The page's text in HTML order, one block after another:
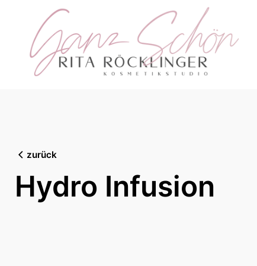
zurück
Hydro Infusion